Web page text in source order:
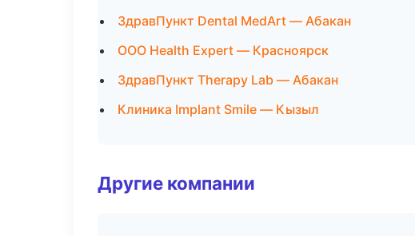
ЗдравПункт Dental MedArt — Абакан
ООО Health Expert — Красноярск
ЗдравПункт Therapy Lab — Абакан
Клиника Implant Smile — Кызыл
Другие компании